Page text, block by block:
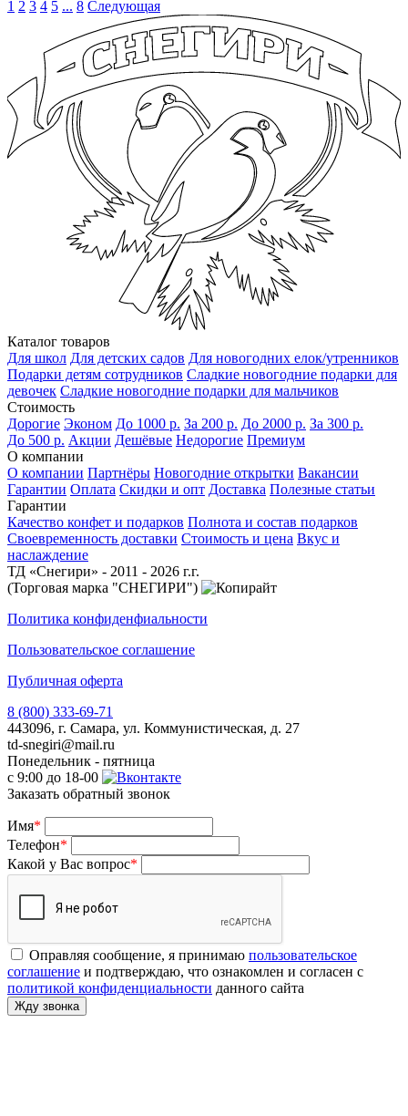
1 2 3 4 5 ... 8 Следующая
Каталог товаров
Для школ Для детских садов Для новогодних елок/утренников
Подарки детям сотрудников Сладкие новогодние подарки для
девочек Сладкие новогодние подарки для мальчиков
Стоимость
Дорогие Эконом До 1000 р. За 200 р. До 2000 р. За 300 р.
До 500 р. Акции Дешёвые Недорогие Премиум
О компании
О компании Партнёры Новогодние открытки Вакансии
Гарантии Оплата Скидки и опт Доставка Полезные статьи
Гарантии
Качество конфет и подарков Полнота и состав подарков
Своевременность доставки Стоимость и цена Вкус и
наслаждение
ТД «Снегири» - 2011 - 2026 г.г.
(Торговая марка "СНЕГИРИ")
Политика конфиденфиальности
Пользовательское соглашение
Публичная оферта
8 (800) 333-69-71
443096, г. Самара, ул. Коммунистическая, д. 27
td-snegiri@mail.ru
Понедельник - пятница
с 9:00 до 18-00
Заказать обратный звонок
Имя*
Телефон*
Какой у Вас вопрос*
Оправляя сообщение, я принимаю пользовательское
соглашение и подтверждаю, что ознакомлен и согласен с
политикой конфиденциальности данного сайта